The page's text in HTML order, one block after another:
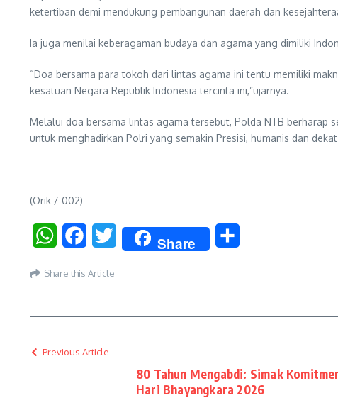
ketertiban demi mendukung pembangunan daerah dan
Ia juga menilai keberagaman budaya dan agama yang dimiliki
“Doa bersama para tokoh dari lintas agama ini tentu memiliki
kesatuan Negara Republik Indonesia tercinta ini,”ujarnya.
Melalui doa bersama lintas agama tersebut, Polda NTB berharap
untuk menghadirkan Polri yang semakin Presisi, humanis dan
(Orik / 002)
WhatsAppFacebookTwitter Share
Share this Article
Previous Article
80 Tahun Mengabdi: Simak
Hari Bhayangkara 2026